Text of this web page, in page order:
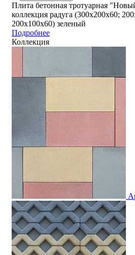
Плита бетонная тротуарная
коллекция радуга (300х200х60;
200х100х60) зеленый
Подробнее
Коллекция